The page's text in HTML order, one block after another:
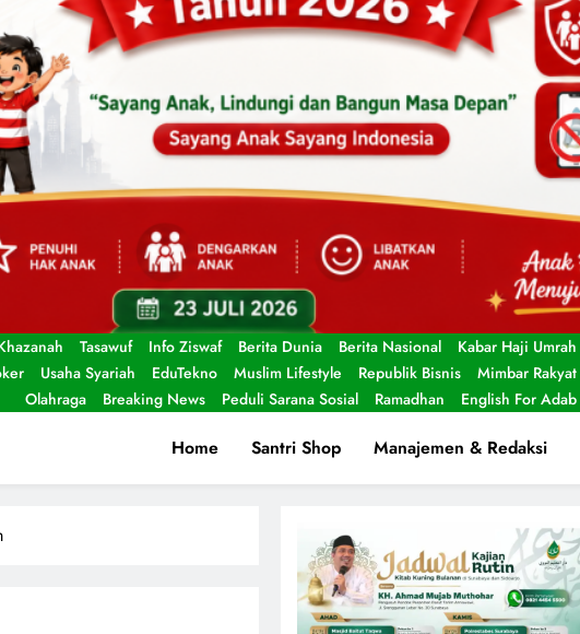
Tasawuf Info Ziswaf Berita Dunia Berita Nasional
Kabar Haji Umrah
Usaha Syariah EduTekno Muslim Lifestyle Republik Bisnis
Mimbar Rakyat
Olahraga
Breaking News Peduli Sarana Sosial Ramadhan English For Adab
Home Santri Shop Manajemen & Redaksi